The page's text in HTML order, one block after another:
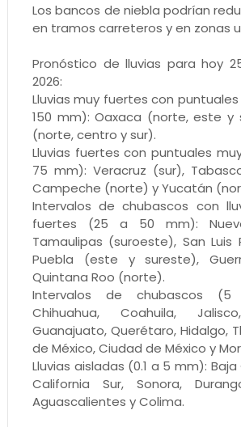
Los bancos de niebla podrían
en tramos carreteros y en zonas
Pronóstico de lluvias para hoy
2026:
Lluvias muy fuertes con
150 mm): Oaxaca (norte, este y
(norte, centro y sur).
Lluvias fuertes con puntuales
75 mm): Veracruz (sur),
Campeche (norte) y Yucatán
Intervalos de chubascos con
fuertes (25 a 50 mm):
Tamaulipas (suroeste), San
Puebla (este y sureste),
Quintana Roo (norte).
Intervalos de chubascos
Chihuahua, Coahuila,
Guanajuato, Querétaro, Hidalgo,
de México, Ciudad de México y
Lluvias aisladas (0.1 a 5 mm):
California Sur, Sonora,
Aguascalientes y Colima.